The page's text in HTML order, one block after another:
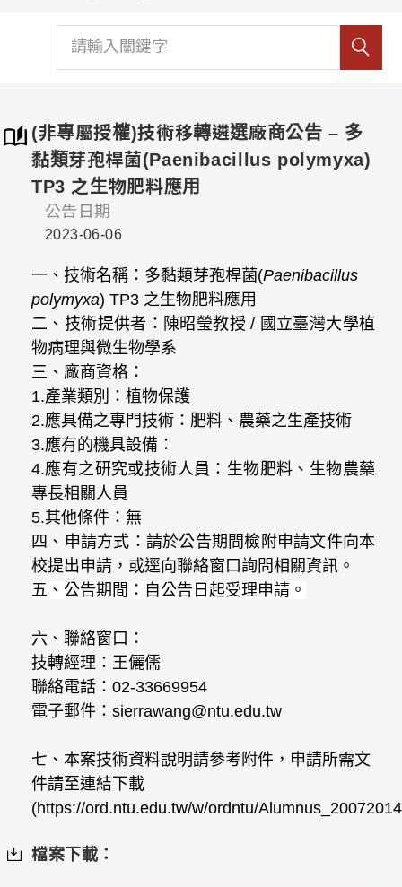
(非專屬授權)技術移轉遴選廠商公告 – 多
黏類芽孢桿菌(Paenibacillus polymyxa)
TP3 之生物肥料應用
公告日期
2023-06-06
一、技術名稱： 多黏類芽孢桿菌(Paenibacillus
polymyxa) TP3 之生物肥料應用
二、技術提供者：陳昭瑩教授 / 國立臺灣大學植
物病理與微生物學系
三、廠商資格：
1.產業類別：植物保護
2.應具備之專門技術：肥料、農藥之生產技術
3.應有的機具設備：
4.應有之研究或技術人員：生物肥料、生物農藥
專長相關人員
5.其他條件：無
四、申請方式：請於公告期間檢附申請文件向本
校提出申請，或逕向聯絡窗口詢問相關資訊。
五、公告期間： 自公告日起受理申請。
六、聯絡窗口：
技轉經理：王儷儒
聯絡電話：02-33669954
電子郵件：sierrawang@ntu.edu.tw
七、本案技術資料說明請參考附件，申請所需文
件請至連結下載
(https://ord.ntu.edu.tw/w/ordntu/
檔案下載：